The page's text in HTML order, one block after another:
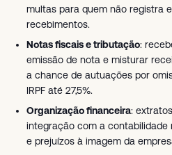
multas para quem não registra
recebimentos.
Notas fiscais e tributação:
emissão de nota e misturar
a chance de autuações por
IRPF até 27,5%.
Organização financeira:
integração com a contabilidade
e prejuízos à imagem da